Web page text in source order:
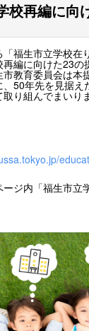
校再編に向
福生市立学校在
編に向けた23の
教育委員会は本
、50年先を見据
り組んでまいり
ージ内「福生市立